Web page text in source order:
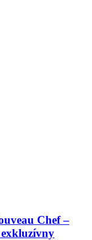
Chef –